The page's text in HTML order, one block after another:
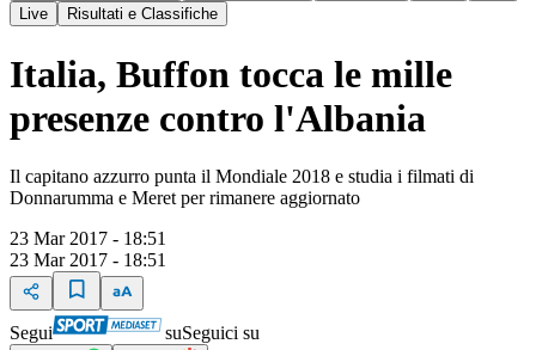
Live
Risultati e Classifiche
Italia, Buffon tocca le mille
presenze contro l'Albania
Il capitano azzurro punta il Mondiale 2018 e studia i filmati di
Donnarumma e Meret per rimanere aggiornato
23 Mar 2017 - 18:51
23 Mar 2017 - 18:51
Segui suSeguici su